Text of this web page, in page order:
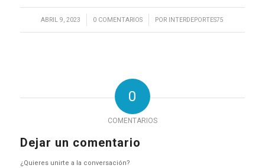
ABRIL 9, 2023
/ 0 COMENTARIOS
/ POR INTERDEPORTES75
0
COMENTARIOS
Dejar un comentario
¿Quieres unirte a la conversación?